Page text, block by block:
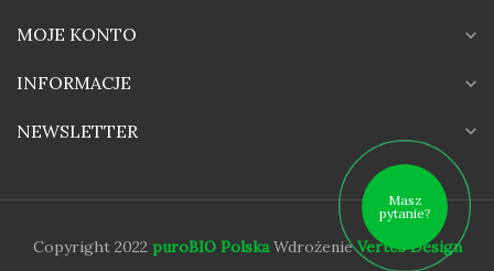
MOJE KONTO expand_more
INFORMACJE expand_more
NEWSLETTER expand_more
Copyright 2022 puroBIO PolskaWdrożenieVertes Design
Masz
pytanie?